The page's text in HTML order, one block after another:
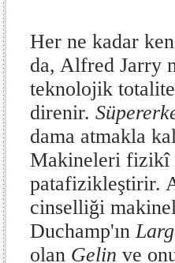
Her ne kadar
da, Alfred Jarry
teknolojik
direnir.
dama atmakla
Makineleri fizikî
patafizikleştirir.
cinselliği
Duchamp'ın
olan Gelin ve